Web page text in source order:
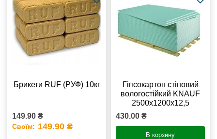
Брикети RUF (РУФ) 10кг
149.90 ₴
Своїм: 149.90 ₴
Гіпсокартон стіновий
вологостійкий KNAUF
2500х1200х12,5
430.00 ₴
В корзину